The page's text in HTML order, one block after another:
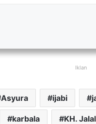
Iklan
Asyura ijabi
karbala KH.